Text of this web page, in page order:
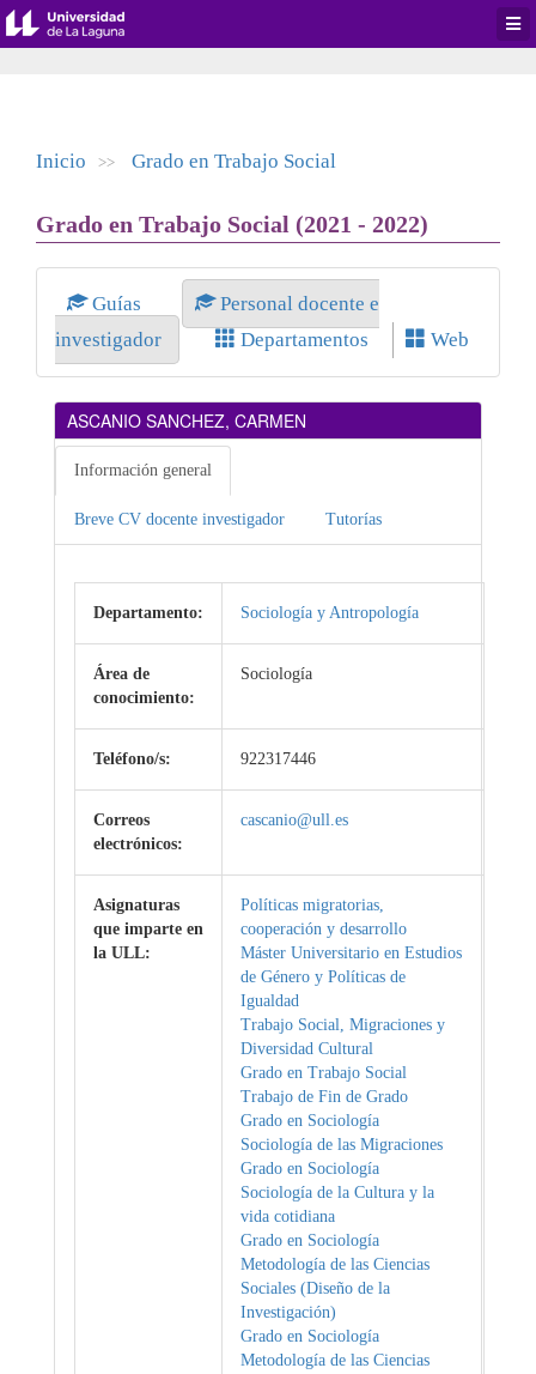
Inicio >> Grado en Trabajo Social
Grado en Trabajo Social (2021 - 2022)
Guías
Personal docente e
investigador
Departamentos Web
ASCANIO SANCHEZ, CARMEN
Información general
Breve CV docente investigador Tutorías
Departamento: Sociología y Antropología
Área de
conocimiento:
Sociología
Teléfono/s: 922317446
Correos
electrónicos:
cascanio@ull.es
Asignaturas
que imparte en
la ULL:
Políticas migratorias,
cooperación y desarrollo
Máster Universitario en Estudios
de Género y Políticas de
Igualdad
Trabajo Social, Migraciones y
Diversidad Cultural
Grado en Trabajo Social
Trabajo de Fin de Grado
Grado en Sociología
Sociología de las Migraciones
Grado en Sociología
Sociología de la Cultura y la
vida cotidiana
Grado en Sociología
Metodología de las Ciencias
Sociales (Diseño de la
Investigación)
Grado en Sociología
Metodología de las Ciencias